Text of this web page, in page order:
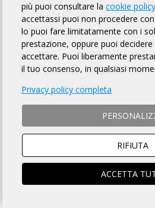
DISTANZA
200 Km
TEMPO MASSIMO
13 ore 30 min
CONTATTI
più puoi consultare lacookie policy
accettassi puoi non procedere
lo puoi fare limitatamente con i
prestazione, oppure puoi decidere
accettare. Puoi liberamente
il tuo consenso, in qualsiasi
Privacy policy completa
RIFIUTA
ACCETTA